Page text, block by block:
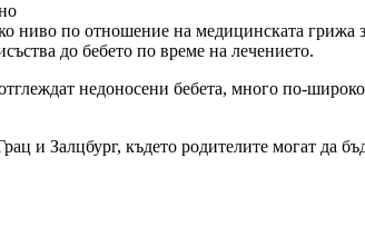
ниво по отношение на медицинската грижа
до бебето по време на лечението.
недоносени бебета, много по-
и Залцбург, където родителите могат да